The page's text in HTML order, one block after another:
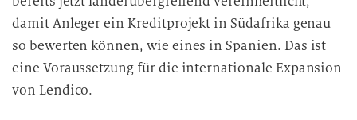
damit Anleger ein Kreditprojekt in Südafrika genau
so bewerten können, wie eines in Spanien. Das ist
eine Voraussetzung für die internationale Expansion
von Lendico.